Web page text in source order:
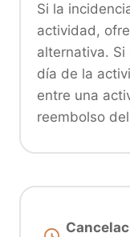
Si la
actividad,
alternativa.
día de la
entre una
reembolso